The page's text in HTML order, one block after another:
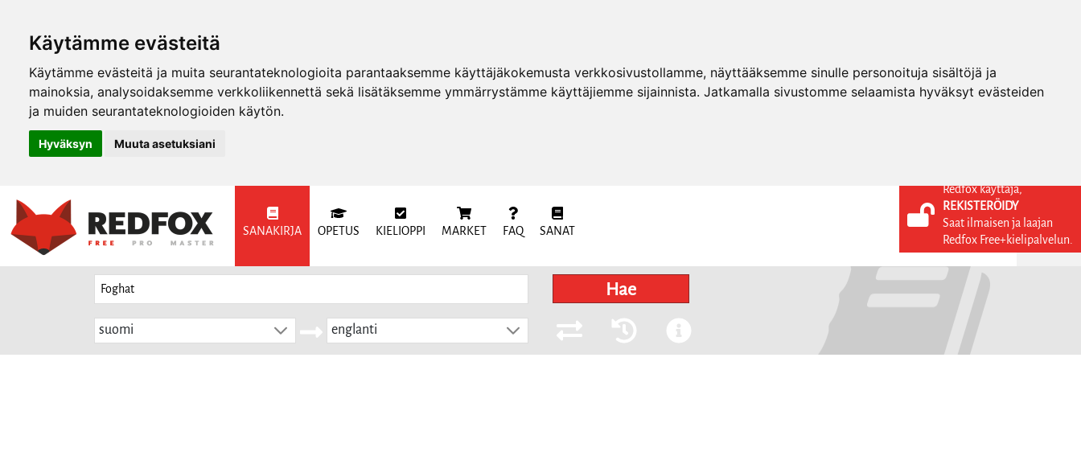
Käytämme evästeitä
Käytämme evästeitä ja muita seurantateknologioita parantaaksemme käyttäjäkokemusta verkkosivustollamme, näyttääksemme sinulle personoituja sisältöjä ja
mainoksia, analysoidaksemme verkkoliikennettä sekä lisätäksemme ymmärrystämme käyttäjiemme sijainnista. Jatkamalla sivustomme selaamista hyväksyt evästeiden
ja muiden seurantateknologioiden käytön.
Hyväksyn Muuta asetuksiani
SANAKIRJA OPETUS KIELIOPPI MARKET FAQ SANAT
KIRJAUDU SISÄÄN
REKISTERÖIDY
Hae
suomi englanti
Redfox käyttäjä,
REKISTERÖIDY
Saat ilmaisen ja laajan
Redfox Free+kielipalvelun.